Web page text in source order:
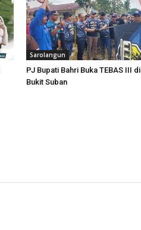
Sarolangun
PJ Bupati Bahri Buka TEBAS III di
Bukit Suban